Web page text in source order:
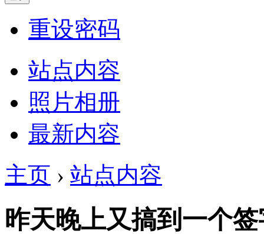
重设密码
站点内容
照片相册
最新内容
主页 › 站点内容
昨天晚上又搞到一个签